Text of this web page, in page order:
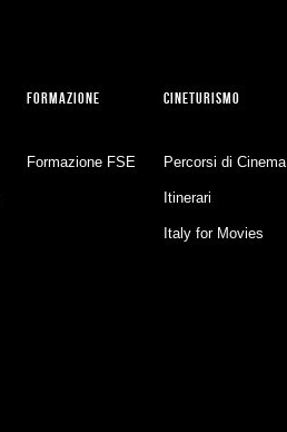
FORMAZIONE
Formazione FSE
CINETURISMO
Percorsi di Cinema
Itinerari
Italy for Movies